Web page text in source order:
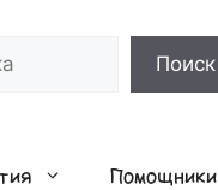
Поиск
Помощники